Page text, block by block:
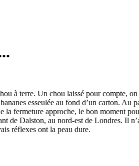
à terre. Un chou laissé pour compte,
esseulée au fond d’un carton. Au
la fermeture approche, le bon moment
de Dalston, au nord-est de Londres. Il
réflexes ont la peau dure.